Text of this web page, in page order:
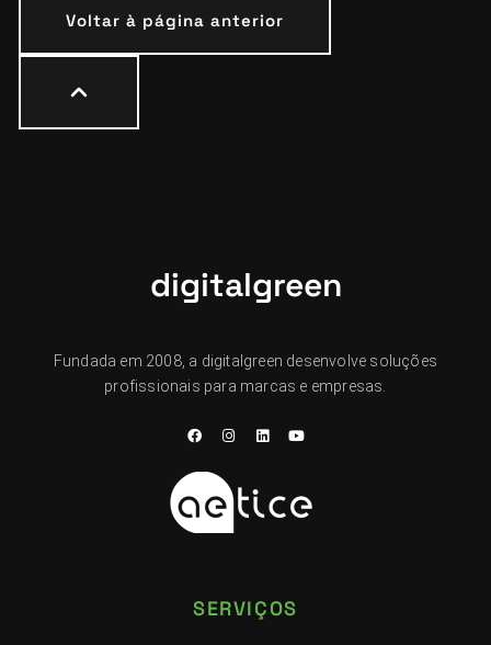
Voltar à página anterior
digitalgreen
Fundada em 2008, a digitalgreen desenvolve soluções
profissionais para marcas e empresas.
SERVIÇOS